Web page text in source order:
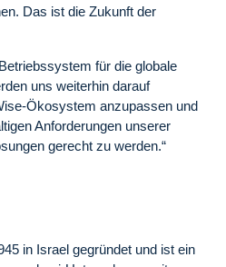
Das ist die Zukunft der
für die globale
uns weiterhin darauf
Ökosystem anzupassen und
Anforderungen unserer
gerecht zu werden.“
in Israel gegründet und ist ein